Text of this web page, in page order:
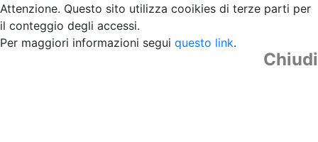
Attenzione. Questo sito utilizza cooikies di terze parti per
il conteggio degli accessi.
Per maggiori informazioni segui questo link.
Chiudi